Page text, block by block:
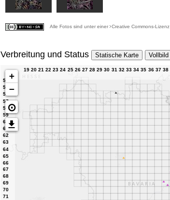
Alle Fotos sind unter einer Creative Commons-Lizenz
Verbreitung und Status Statische Karte Vollbild
+
−
⊙